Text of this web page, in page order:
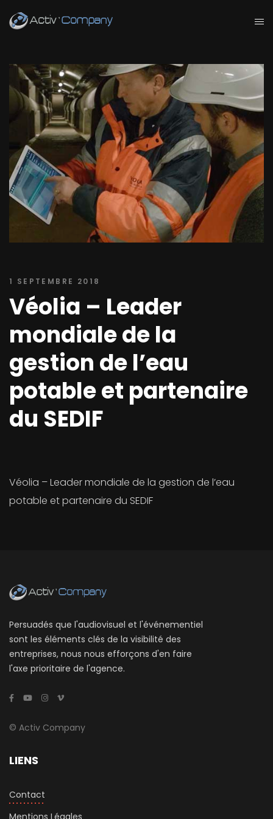
1 SEPTEMBRE 2018
Véolia – Leader
mondiale de la
gestion de l’eau
potable et partenaire
du SEDIF
Véolia – Leader mondiale de la gestion de l’eau
potable et partenaire du SEDIF
Persuadés que l'audiovisuel et l'événementiel
sont les éléments clés de la visibilité des
entreprises, nous nous efforçons d'en faire
l'axe prioritaire de l'agence.
© Activ Company
LIENS
Contact